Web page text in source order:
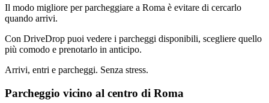
Il modo migliore per parcheggiare a Roma è evitare di cercarlo
quando arrivi.
Con DriveDrop puoi vedere i parcheggi disponibili, scegliere quello
più comodo e prenotarlo in anticipo.
Arrivi, entri e parcheggi. Senza stress.
Parcheggio vicino al centro di Roma